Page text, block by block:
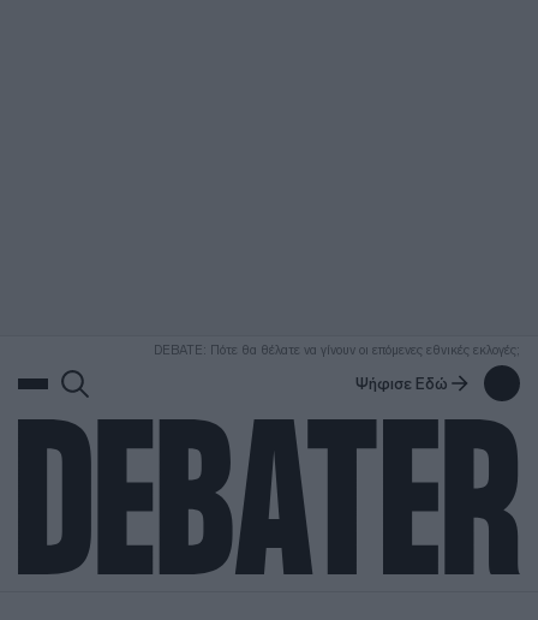
DEBATE: Πότε θα θέλατε να γίνουν οι επόμενες εθνικές εκλογές;
Ψήφισε Εδώ